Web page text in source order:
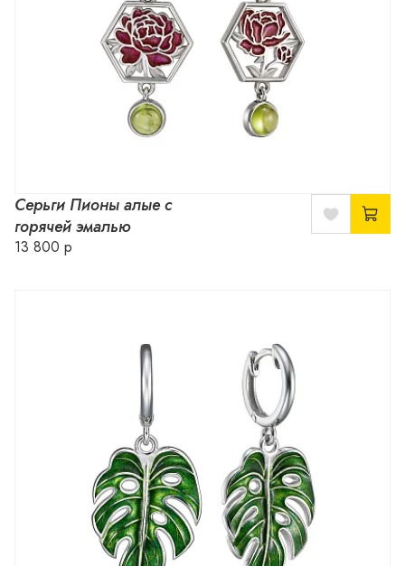
Серьги Пионы алые с
горячей эмалью
13 800 р